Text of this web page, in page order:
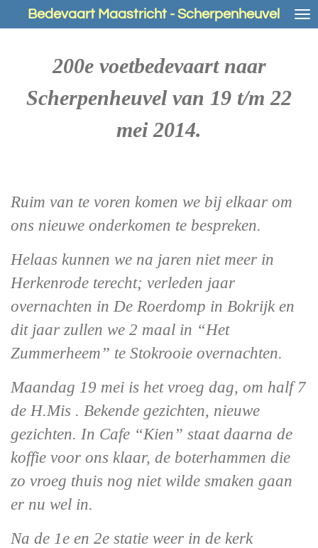
direct
hoofdinhoud
Bedevaart Maastricht - Scherpenheuvel
200e voetbedevaart naar
Scherpenheuvel van 19 t/m 22
mei 2014.
Ruim van te voren komen we bij elkaar om
ons nieuwe onderkomen te bespreken.
Helaas kunnen we na jaren niet meer in
Herkenrode terecht; verleden jaar
overnachten in De Roerdomp in Bokrijk en
dit jaar zullen we 2 maal in “Het
Zummerheem” te Stokrooie overnachten.
Maandag 19 mei is het vroeg dag, om half 7
de H.Mis . Bekende gezichten, nieuwe
gezichten. In Cafe “Kien” staat daarna de
koffie voor ons klaar, de boterhammen die
zo vroeg thuis nog niet wilde smaken gaan
er nu wel in.
Na de 1e en 2e statie weer in de kerk